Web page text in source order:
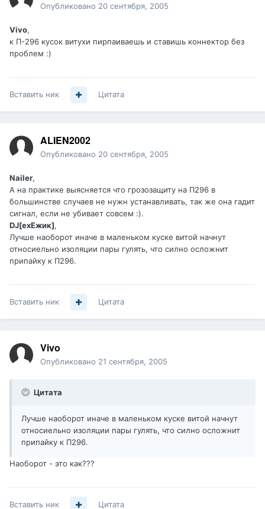
Опубликовано 20 сентября, 2005
Vivo,
к П-296 кусок витухи пирпаиваешь и ставишь коннектор без
проблем :)
Вставить ник Цитата
ALIEN2002
Опубликовано 20 сентября, 2005
Nailer,
А на практике выясняется что грозозащиту на П296 в
большинстве случаев не нужн устанавливать, так же она гадит
сигнал, если не убивает совсем :).
DJ[exEжик],
Лучше наоборот иначе в маленьком куске витой начнут
относиельно изоляции пары гулять, что силно осложнит
припайку к П296.
Вставить ник Цитата
Vivo
Опубликовано 21 сентября, 2005
Цитата
Лучше наоборот иначе в маленьком куске витой начнут
относиельно изоляции пары гулять, что силно осложнит
припайку к П296.
Наоборот - это как???
Вставить ник Цитата